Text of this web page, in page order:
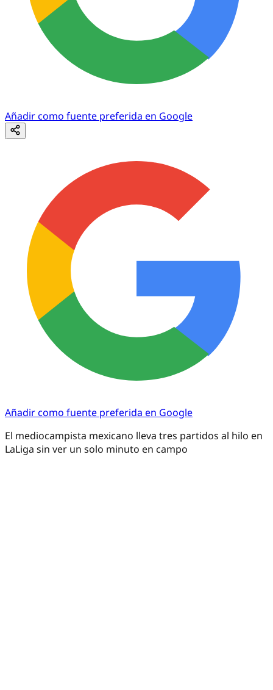
Añadir como fuente preferida en Google
Añadir como fuente preferida en Google
El mediocampista mexicano lleva tres partidos al hilo en
LaLiga sin ver un solo minuto en campo